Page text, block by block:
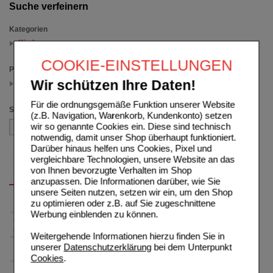
COOKIE-EINSTELLUNGEN
Wir schützen Ihre Daten!
Für die ordnungsgemäße Funktion unserer Website
(z.B. Navigation, Warenkorb, Kundenkonto) setzen
wir so genannte Cookies ein. Diese sind technisch
notwendig, damit unser Shop überhaupt funktioniert.
Darüber hinaus helfen uns Cookies, Pixel und
vergleichbare Technologien, unsere Website an das
von Ihnen bevorzugte Verhalten im Shop
anzupassen. Die Informationen darüber, wie Sie
unsere Seiten nutzen, setzen wir ein, um den Shop
zu optimieren oder z.B. auf Sie zugeschnittene
Werbung einblenden zu können.
Weitergehende Informationen hierzu finden Sie in
unserer Datenschutzerklärungbei dem Unterpunkt
Cookies.
Suche verfeinern
Kategorien
Kinder
Packungsgröße
200 ml
(auswahl entfernen)
Sortieren nach